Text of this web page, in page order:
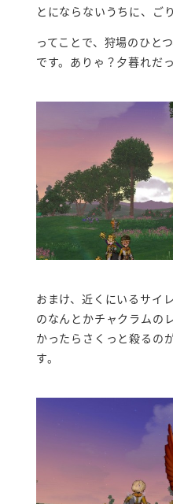
とにならないうちに、ご
ってことで、狩場のひと
です。ありゃ？夕暮れだ
おまけ、近くにいるサイ
のなんとかチャクラムの
かったらさくっと殺るの
す。